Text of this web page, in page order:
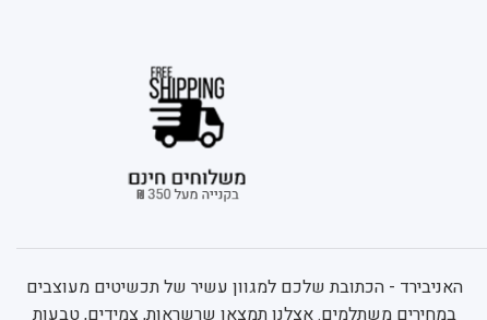
האניבירד - הכתובת שלכם למגוון עשיר של תכשיטים מעוצבים
במחירים משתלמים. אצלנו תמצאו שרשראות, צמידים, טבעות